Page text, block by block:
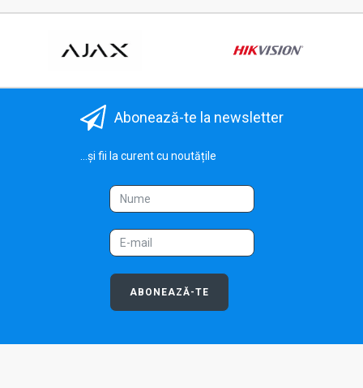
Abonează-te la newsletter
...și fii la curent cu noutățile
ABONEAZĂ-TE